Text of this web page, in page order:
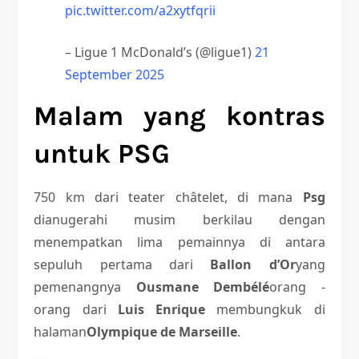
pic.twitter.com/a2xytfqrii
– Ligue 1 McDonald’s (@ligue1)21
September 2025
Malam yang kontras
untuk PSG
750 km dari teater châtelet, di mana Psg
dianugerahi musim berkilau dengan
menempatkan lima pemainnya di antara
sepuluh pertama dari Ballon d’Oryang
pemenangnya Ousmane Dembéléorang -
orang dari Luis Enrique membungkuk di
halamanOlympique de Marseille.